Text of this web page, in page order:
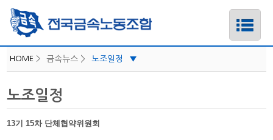
HOME > 금속뉴스 > 노조일정 ▼
노조일정
13기 15차 단체협약위원회